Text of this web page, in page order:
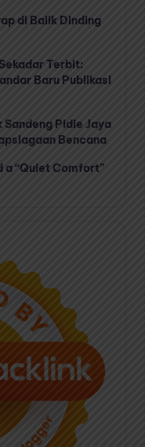
di Balik Dinding
Terbit:
Baru Publikasi
Pidie Jaya
Bencana
a “Quiet Comfort”